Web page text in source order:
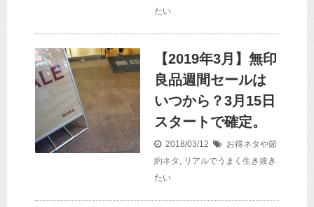
たい
【2019年3月】無印
良品週間セールは
いつから？3月15日
スタートで確定。
2018/03/12
お得ネタや節
約ネタ , リアルでうまく生き抜き
たい